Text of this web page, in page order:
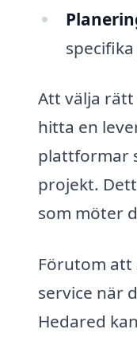
Att välja
hitta en
plattformar
projekt.
som möter
Förutom att
service när
Hedared